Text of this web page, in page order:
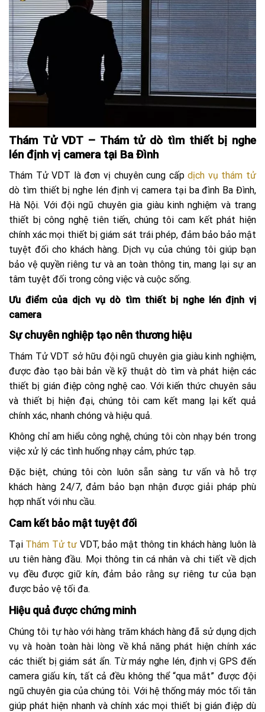
Thám Tử VDT – Thám tử dò tìm thiết bị nghe
lén định vị camera tại Ba Đình
Thám Tử VDT là đơn vị chuyên cung cấpdịch vụ thám tử
dò tìm thiết bị nghe lén định vị camera tại ba đình Ba Đình,
Hà Nội. Với đội ngũ chuyên gia giàu kinh nghiệm và trang
thiết bị công nghệ tiên tiến, chúng tôi cam kết phát hiện
chính xác mọi thiết bị giám sát trái phép, đảm bảo bảo mật
tuyệt đối cho khách hàng. Dịch vụ của chúng tôi giúp bạn
bảo vệ quyền riêng tư và an toàn thông tin, mang lại sự an
tâm tuyệt đối trong công việc và cuộc sống.
Ưu điểm của dịch vụ dò tìm thiết bị nghe lén định vị
camera
Sự chuyên nghiệp tạo nên thương hiệu
Thám Tử VDT sở hữu đội ngũ chuyên gia giàu kinh nghiệm,
được đào tạo bài bản về kỹ thuật dò tìm và phát hiện các
thiết bị gián điệp công nghệ cao. Với kiến thức chuyên sâu
và thiết bị hiện đại, chúng tôi cam kết mang lại kết quả
chính xác, nhanh chóng và hiệu quả.
Không chỉ am hiểu công nghệ, chúng tôi còn nhạy bén trong
việc xử lý các tình huống nhạy cảm, phức tạp.
Đặc biệt, chúng tôi còn luôn sẵn sàng tư vấn và hỗ trợ
khách hàng 24/7, đảm bảo bạn nhận được giải pháp phù
hợp nhất với nhu cầu.
Cam kết bảo mật tuyệt đối
Tại Thám Tử tư VDT, bảo mật thông tin khách hàng luôn là
ưu tiên hàng đầu. Mọi thông tin cá nhân và chi tiết về dịch
vụ đều được giữ kín, đảm bảo rằng sự riêng tư của bạn
được bảo vệ tối đa.
Hiệu quả được chứng minh
Chúng tôi tự hào với hàng trăm khách hàng đã sử dụng dịch
vụ và hoàn toàn hài lòng về khả năng phát hiện chính xác
các thiết bị giám sát ẩn. Từ máy nghe lén, định vị GPS đến
camera giấu kín, tất cả đều không thể “qua mắt” được đội
ngũ chuyên gia của chúng tôi. Với hệ thống máy móc tối tân
giúp phát hiện nhanh và chính xác mọi thiết bị gián điệp dù